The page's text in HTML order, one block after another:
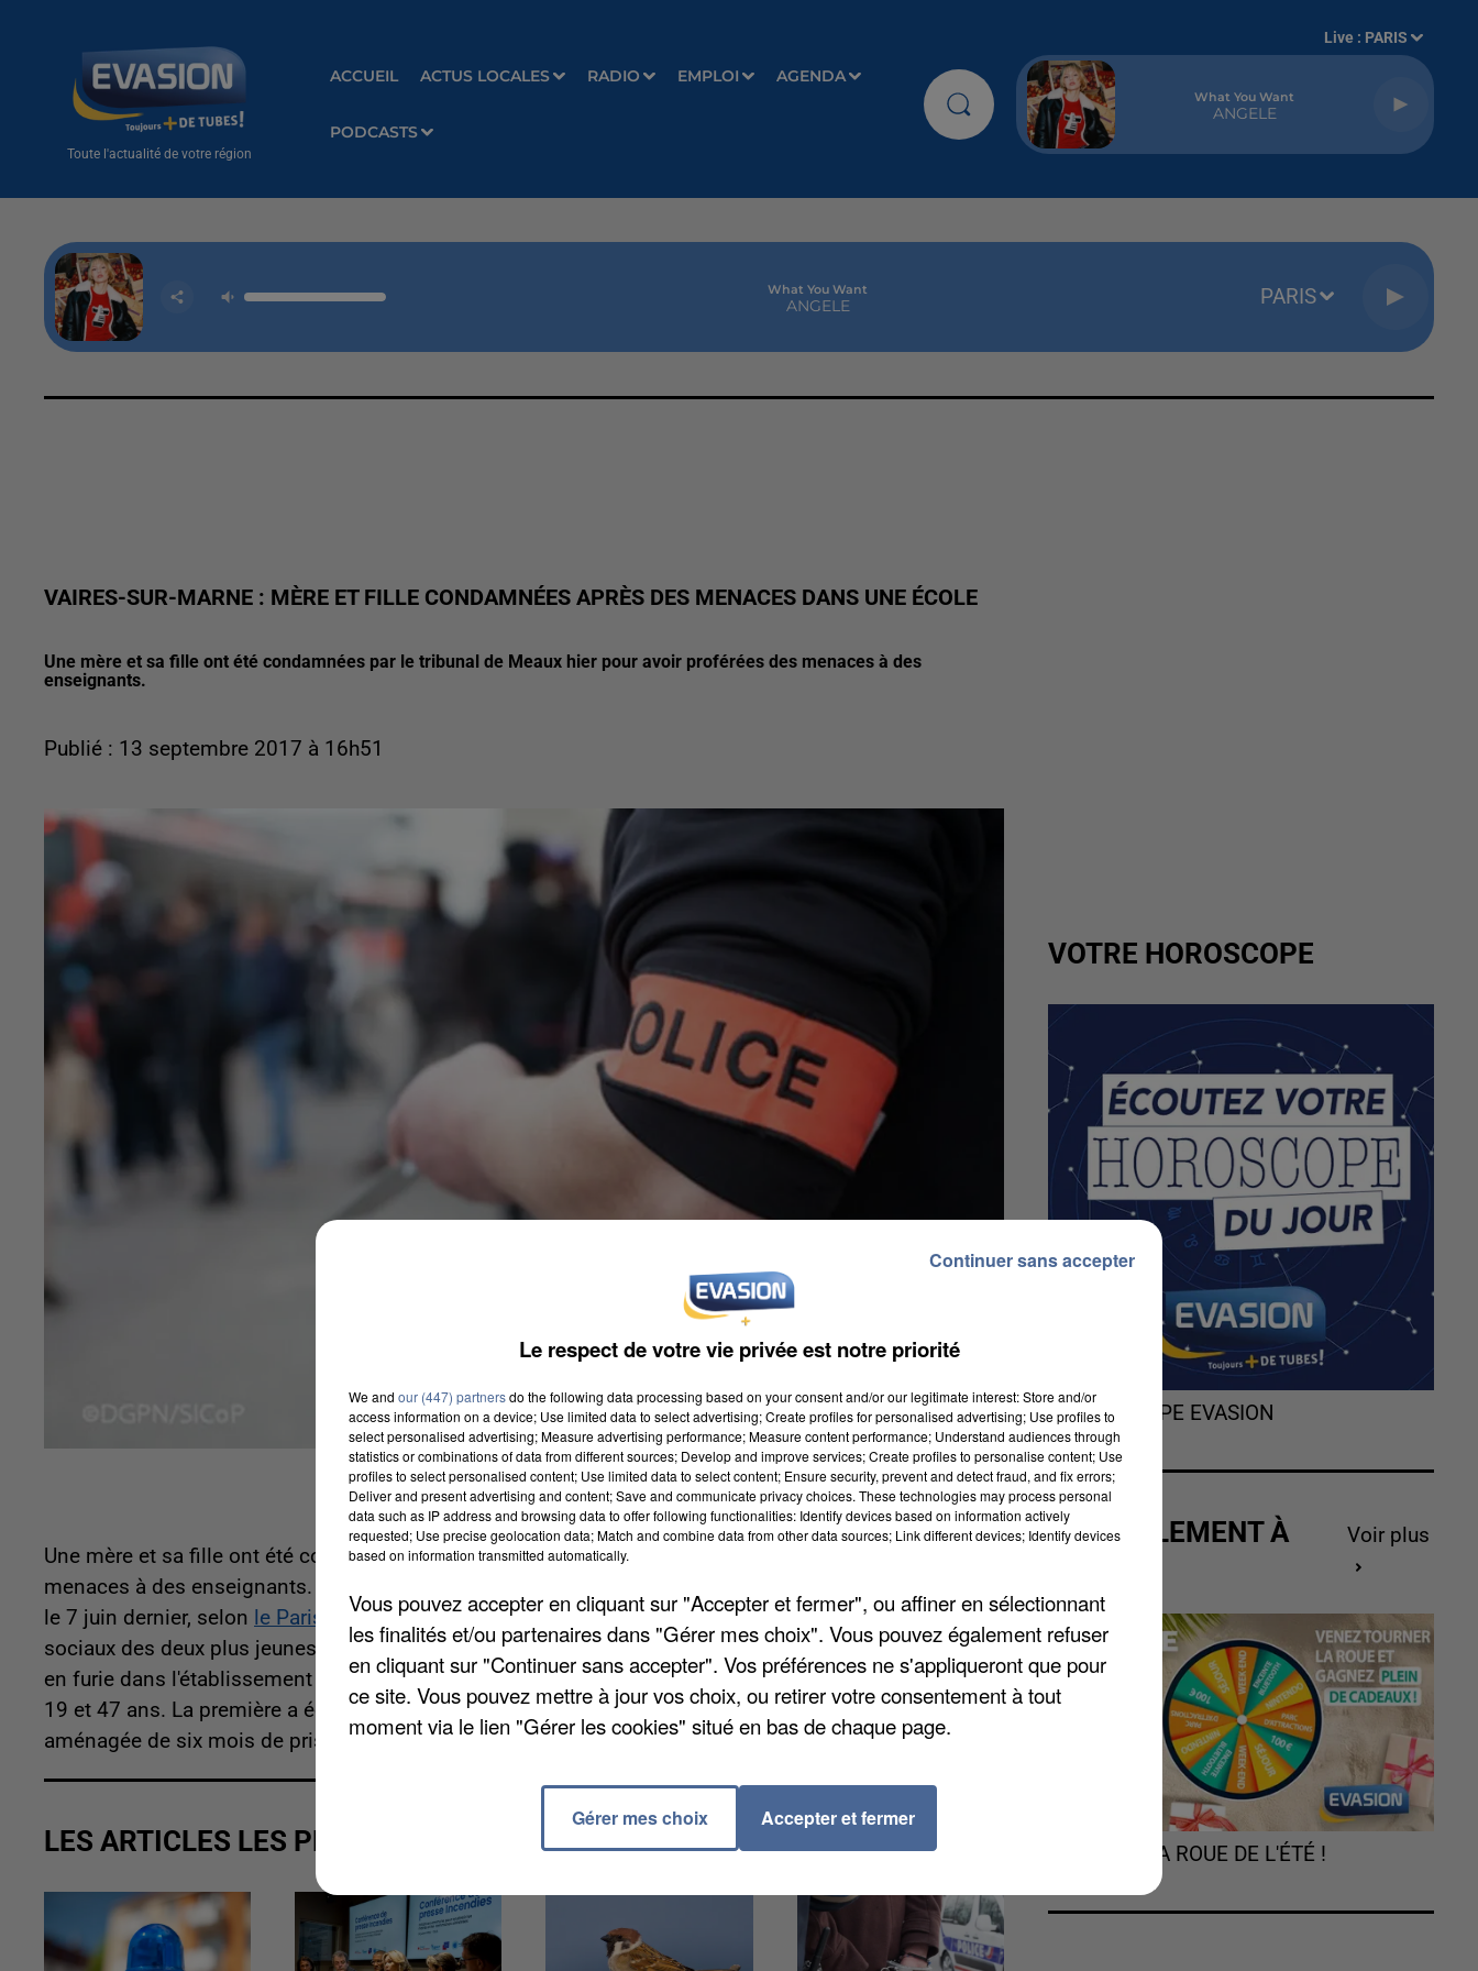
Toute l'actualité de votre région
ACCUEIL ACTUS LOCALES RADIO EMPLOI AGENDA
PODCASTS
Live : PARIS
What You Want
ANGELE
What You Want
ANGELE PARIS
VAIRES-SUR-MARNE : MÈRE ET FILLE CONDAMNÉES APRÈS DES MENACES DANS UNE ÉCOLE
Une mère et sa fille ont été condamnées par le tribunal de Meaux hier pour avoir proférées des menaces à des
enseignants.
Publié : 13 septembre 2017 à 16h51
Une mère et sa fille ont été condamnées par le tribunal de Meaux hier pour avoir proférées des
menaces à des enseignants. Les faits s'étaient produits dans l'école des Pêcheurs à Vaires-sur-Marne
le 7 juin dernier, selon le Parisien . La réaction avait été provoquée par le placement par les services
sociaux des deux plus jeunes enfants de la famille. La maman n'avait pas été prévenue et était arrivée
en furie dans l'établissement scolaire. La police était intervenue et avait interpellé les deux femmes de
19 et 47 ans. La première a écopé 200 heures de travaux d'intérêt général, et la seconde d'une peine
aménagée de six mois de prison avec sursis.
LES ARTICLES LES PLUS VUS
VOTRE HOROSCOPE
L'HOROSCOPE EVASION
ACTUELLEMENT À
Voir plus
TOURNEZ LA ROUE DE L'ÉTÉ !
Le respect de votre vie privée est notre priorité
We and our (447) partnersdo the following data processing based on your consent and/or our legitimate interest: Store and/or
access information on a device; Use limited data to select advertising; Create profiles for personalised advertising; Use profiles to
select personalised advertising; Measure advertising performance; Measure content performance; Understand audiences through
statistics or combinations of data from different sources; Develop and improve services; Create profiles to personalise content; Use
profiles to select personalised content; Use limited data to select content; Ensure security, prevent and detect fraud, and fix errors;
Deliver and present advertising and content; Save and communicate privacy choices. These technologies may process personal
data such as IP address and browsing data to offer following functionalities: Identify devices based on information actively
requested; Use precise geolocation data; Match and combine data from other data sources; Link different devices; Identify devices
based on information transmitted automatically.
Vous pouvez accepter en cliquant sur "Accepter et fermer", ou affiner en sélectionnant
les finalités et/ou partenaires dans "Gérer mes choix". Vous pouvez également refuser
en cliquant sur "Continuer sans accepter". Vos préférences ne s'appliqueront que pour
ce site. Vous pouvez mettre à jour vos choix, ou retirer votre consentement à tout
moment via le lien "Gérer les cookies" situé en bas de chaque page.
Gérer mes choix Accepter et fermer
Continuer sans accepter